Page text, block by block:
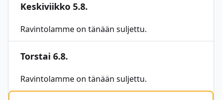
Keskiviikko 5.8.
Ravintolamme on tänään suljettu.
Torstai 6.8.
Ravintolamme on tänään suljettu.